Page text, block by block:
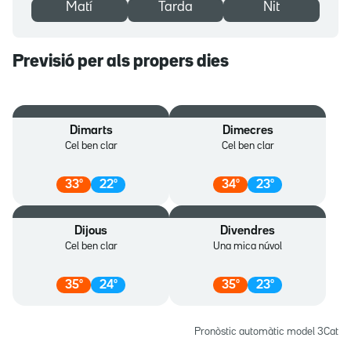
Matí Tarda Nit
Previsió per als propers dies
Dimarts
Cel ben clar
33º 22º
Dimecres
Cel ben clar
34º 23º
Dijous
Cel ben clar
35º 24º
Divendres
Una mica núvol
35º 23º
Pronòstic automàtic model 3Cat